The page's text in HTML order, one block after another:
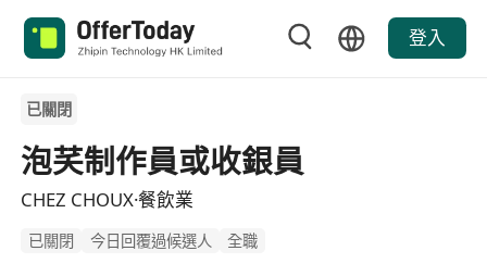
登入
已關閉
泡芺制作員或收銀員
CHEZ CHOUX·餐飲業
已關閉 今日回覆過候選人 全職